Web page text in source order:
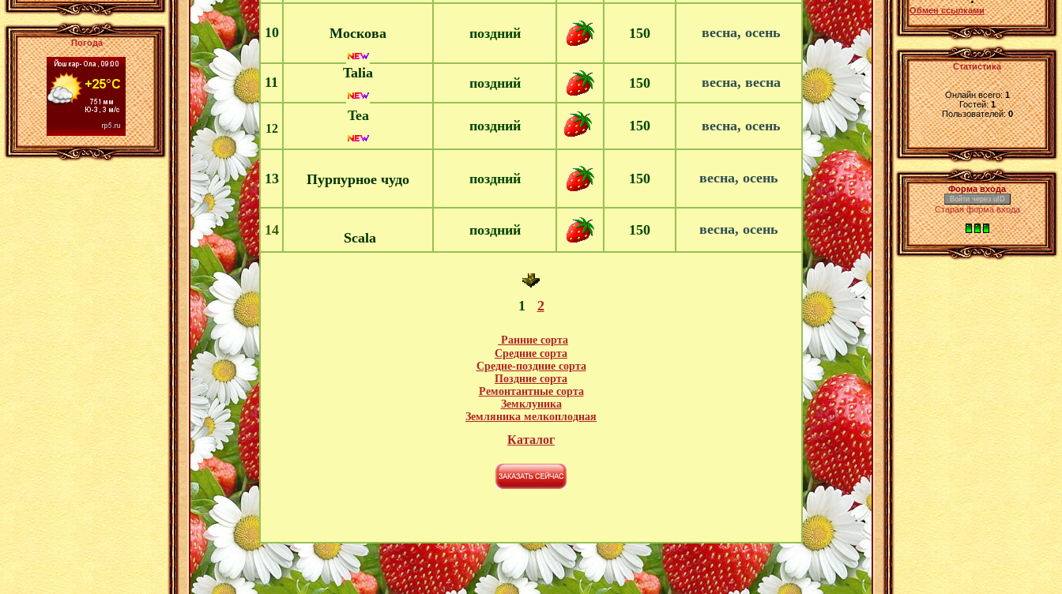
Погода
10 Москова поздний 150 весна, осень
11
Talia
поздний 150 весна, весна
12
Tea
поздний 150 весна, осень
13 Пурпурное чудо поздний 150 весна, осень
14 Scala поздний 150 весна, осень
1 2
Ранние сорта
Средние сорта
Средне-поздние сорта
Поздние сорта
Ремонтантные сорта
Земклуника
Земляника мелкоплодная
Каталог
Обмен ссылками
Статистика
Онлайн всего:1
Гостей:1
Пользователей:0
Форма входа
Войти через uID
Старая форма входа